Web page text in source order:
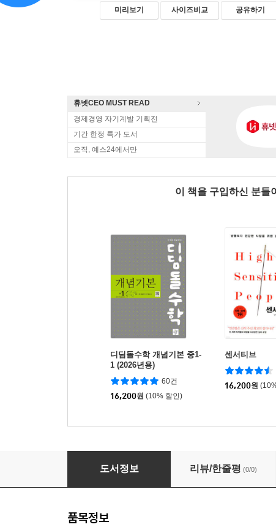
미리보기 사이즈비교 공유하기
휴넷CEO MUST READ
경제경영 자기계발 기획전
기간 한정 특가 도서
오직, 예스24에서만
이 책을 구입하신 분들
디딤돌수학 개념기본 중1-
1 (2026년용)
60건
16,200원 (10% 할인)
센서티브
16,200원
손에 잡히는 재물 보험
도서정보 리뷰/한줄평 (0/0)
품목정보